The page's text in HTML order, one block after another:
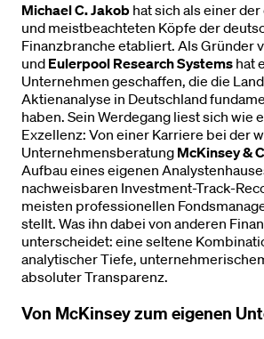
Michael C. Jakob hat sich als einer
und meistbeachteten Köpfe der
Finanzbranche etabliert. Als Gründer
und Eulerpool Research Systems hat
Unternehmen geschaffen, die die
Aktienanalyse in Deutschland
haben. Sein Werdegang liest sich wie
Exzellenz: Von einer Karriere bei der
Unternehmensberatung McKinsey &
Aufbau eines eigenen
nachweisbaren Investment-Track-
meisten professionellen
stellt. Was ihn dabei von anderen
unterscheidet: eine seltene
analytischer Tiefe,
absoluter Transparenz.
Von McKinsey zum eigenen